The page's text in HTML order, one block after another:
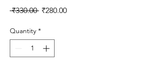
₹330.00 Regular Price
₹280.00Sale Price
Quantity *